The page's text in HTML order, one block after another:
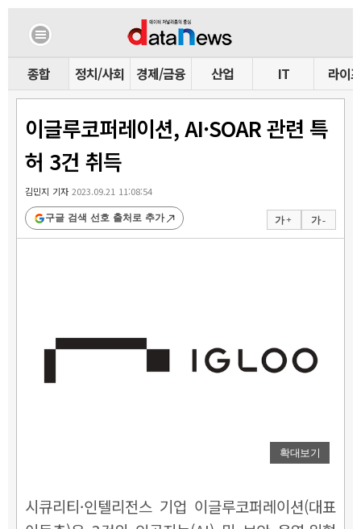
종합 정치/사회 경제/금융 산업 IT 라이프
이글루코퍼레이션, AI·SOAR 관련 특
허 3건 취득
김민지 기자2023.09.21 11:08:54
가 + 가 -
구글 검색 선호 출처로 추가
확대보기
시큐리티·인텔리전스 기업 이글루코퍼레이션(대표